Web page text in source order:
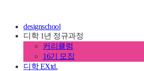
designschool
디학 1년 정규과정
커리큘럼
16기 모집
디학 EXtd.